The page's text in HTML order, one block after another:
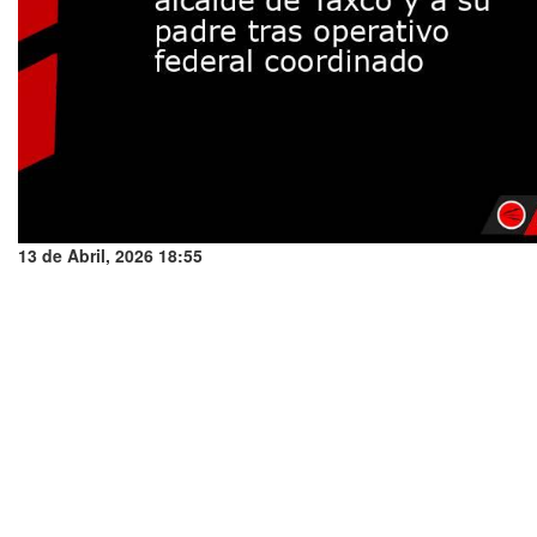
13 de Abril, 2026 18:55